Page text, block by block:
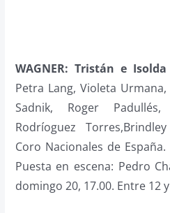
WAGNER: Tristán e
Petra Lang, Violeta
Sadnik, Roger
Rodríoguez
Coro Nacionales de
Puesta en escena: Pedro
domingo 20, 17.00. Entre 12